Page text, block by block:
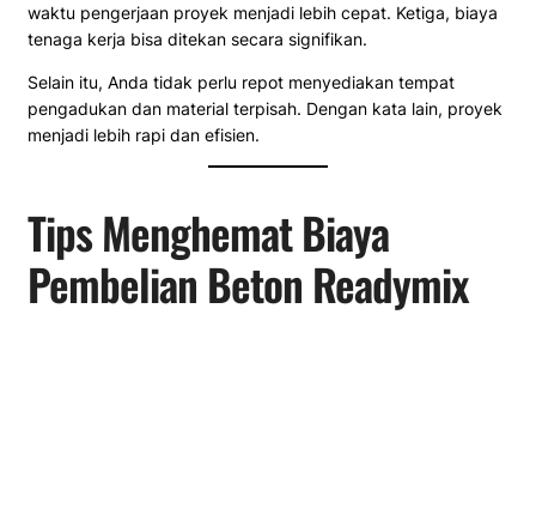
waktu pengerjaan proyek menjadi lebih cepat. Ketiga, biaya
tenaga kerja bisa ditekan secara signifikan.
Selain itu, Anda tidak perlu repot menyediakan tempat
pengadukan dan material terpisah. Dengan kata lain, proyek
menjadi lebih rapi dan efisien.
Tips Menghemat Biaya
Pembelian Beton Readymix